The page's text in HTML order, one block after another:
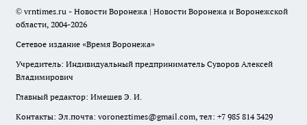
© vrntimes.ru - Новости Воронежа | Новости Воронежа и Воронежской
области, 2004-2026
Сетевое издание «Время Воронежа»
Учредитель: Индивидуальный предприниматель Суворов Алексей
Владимирович
Главный редактор: Имешев Э. И.
Контакты: Эл.почта: voroneztimes@gmail.com, тел: +7 985 814 3429